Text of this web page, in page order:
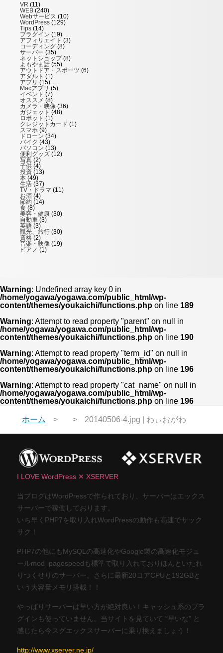
VR (11)
WEB (240)
Webサービス (10)
WordPress (129)
Tips (14)
プラグイン (19)
アフィリエイト (3)
コーディング (8)
サーバー (35)
ネットショップ(8)
よもやま話 (55)
アウトドア・スポーツ (6)
アダルト (1)
アプリ (15)
Macアプリ (5)
イベント (7)
オススメ (8)
カメラ・映像 (36)
ガジェット (48)
ロボット (1)
クレジットカード (1)
スマホ (9)
ドローン (34)
バイク (43)
パソコン (13)
便利グッズ (12)
写真 (2)
子供 (4)
投資 (13)
本 (49)
生活 (37)
TV・ドラマ (11)
お酒 (4)
節約 (14)
食 (8)
美容・健康 (30)
自動車 (3)
英語 (3)
観光、旅行 (30)
資格 (2)
音楽・映像 (19)
ピアノ (1)
Warning: Undefined array key 0 in
/home/yogawa/yogawa.com/public_html/wp-
content/themes/youkaichi/functions.php on line 189
Warning: Attempt to read property "parent" on null in
/home/yogawa/yogawa.com/public_html/wp-
content/themes/youkaichi/functions.php on line 190
Warning: Attempt to read property "term_id" on null in
/home/yogawa/yogawa.com/public_html/wp-
content/themes/youkaichi/functions.php on line 196
Warning: Attempt to read property "cat_name" on null in
/home/yogawa/yogawa.com/public_html/wp-
content/themes/youkaichi/functions.php on line 196
ホーム 20140506-4.jpg | わぃおがわ
I LOVE WordPress ✕ XSERVER
当ブログはWordPressで作られており、サーバーはエックス
サーバーで稼働しております。
いち早くPHP7を取り入れWordPressの動作も高速でサック
サク！
PHP7の他にもMySQLの高速化やGoogle製の高速化モジュ
ールmod_pagespeedも標準で取り入れておりほんといたれ
りつくせりのサーバー。さらに最新20コアCPUと192GBと
いう大容量メモリ搭載！！
やっぱりサーバーは早い方が絶対良い！キャッシュ系のプラ
グインも使っていません。当サイトを見ていて "早いな" と
感じたら今スグエックスサーバーに乗り換えましょう！
http://www.xserver.ne.jp/